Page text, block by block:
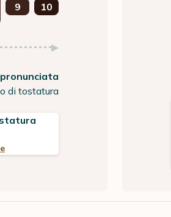
9 10
di tostatura